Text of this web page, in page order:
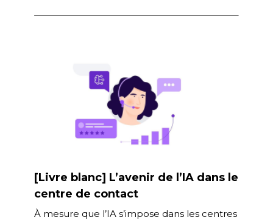
[Livre blanc] L’avenir de l’IA dans le
centre de contact
À mesure que l’IA s’impose dans les centres